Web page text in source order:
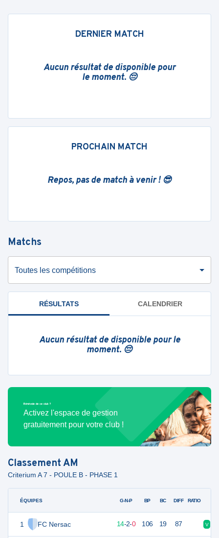
DERNIER MATCH
Aucun résultat de disponible pour
le moment. 😔
PROCHAIN MATCH
Repos, pas de match à venir ! 😎
Matchs
Toutes les compétitions
RÉSULTATS CALENDRIER
Aucun résultat de disponible pour le
moment. 😔
Bénévole de ce club ?
Activez l'espace de gestion
gratuitement pour votre club !
ClassementAM
Criterium A 7 - POULE B - PHASE 1
ÉQUIPES
1 FC Nersac
G-N-P BP BC DIFF RATIO
14-2-0 106 19 87 V